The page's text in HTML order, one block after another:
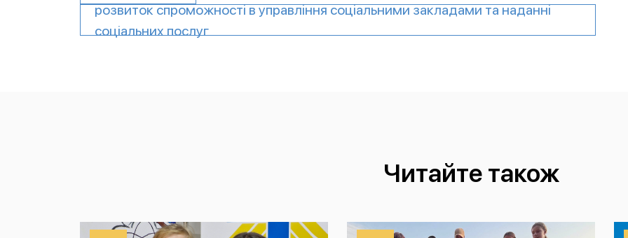
розвиток спроможності в управління соціальними закладами та наданні
соціальних послуг
Читайте також